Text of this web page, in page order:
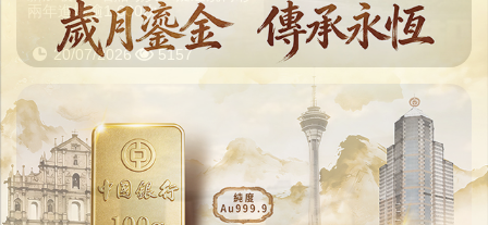
兩年進場逾1,600次
20/07/2026 5157